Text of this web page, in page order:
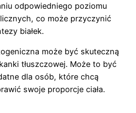
odpowiedniego poziomu
co może przyczynić
białek.
może być skuteczną
tłuszczowej. Może to być
dla osób, które chcą
swoje proporcje ciała.